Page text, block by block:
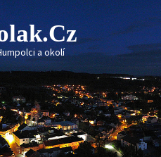
a okolí